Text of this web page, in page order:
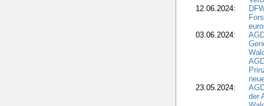
12.06.2024:
03.06.2024:
23.05.2024:
der